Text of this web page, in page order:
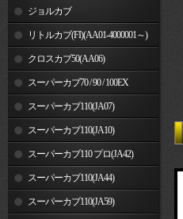
ジョルカブ
リトルカブ(FI)(AA01-4000001～)
クロスカブ50(AA06)
スーパーカブ70 / 90 / 100EX
スーパーカブ110(JA07)
スーパーカブ110(JA10)
スーパーカブ110 プロ(JA42)
スーパーカブ110(JA44)
スーパーカブ110(JA59)